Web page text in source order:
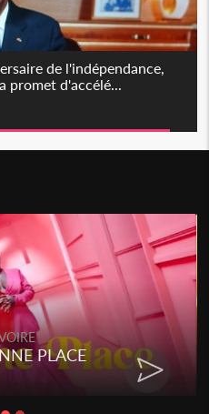
de l'indépendance,
promet d'accélé...
PLACE